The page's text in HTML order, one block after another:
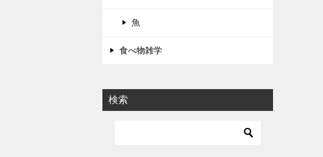
魚
食べ物雑学
検索